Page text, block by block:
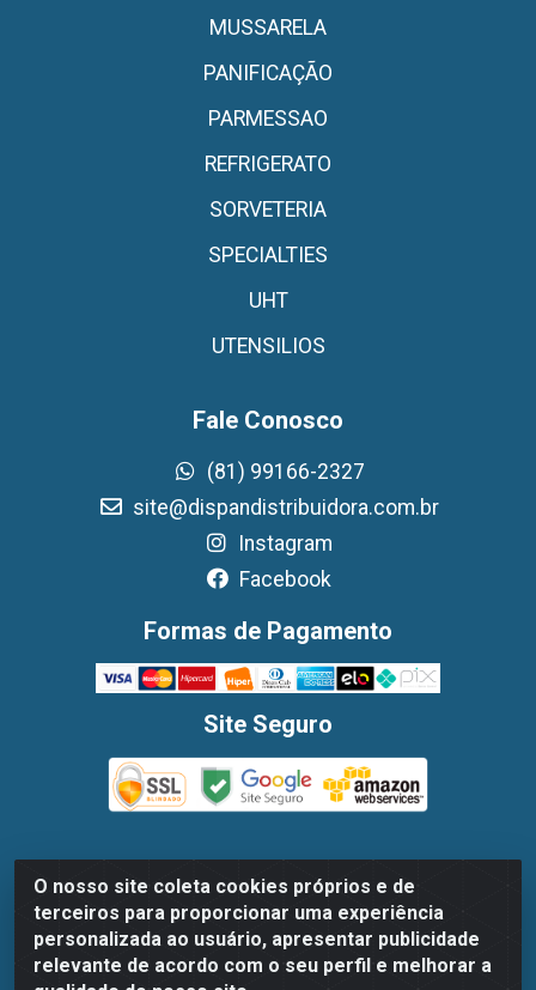
O nosso site coleta cookies próprios e de
terceiros para proporcionar uma experiência
personalizada ao usuário, apresentar publicidade
relevante de acordo com o seu perfil e melhorar a
MUSSARELA
PANIFICAÇÃO
PARMESSAO
REFRIGERATO
SORVETERIA
SPECIALTIES
UHT
UTENSILIOS
Fale Conosco
(81) 99166-2327
site@dispandistribuidora.com.br
Instagram
Facebook
Formas de Pagamento
Site Seguro
Dispan Distribuidora de Alimentos LTDA - Avenida
Marechal Mascarenhas De Moraes, 1048- Imbiribeira,
Recife/PE - CEP 51.170-000 - CNPJ 30.779.584/0003-78